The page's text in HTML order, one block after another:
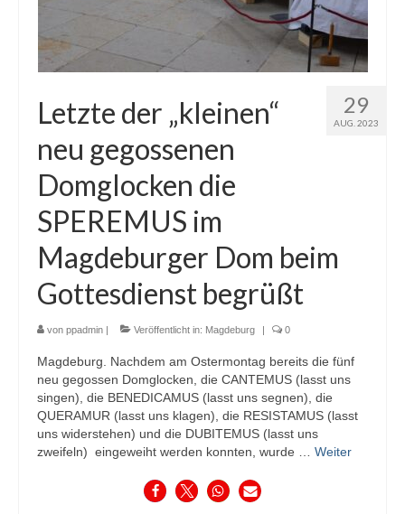
29
AUG. 2023
Letzte der „kleinen“
neu gegossenen
Domglocken die
SPEREMUS im
Magdeburger Dom beim
Gottesdienst begrüßt
von ppadmin Veröffentlicht in: Magdeburg 0
Magdeburg. Nachdem am Ostermontag bereits die fünf
neu gegossen Domglocken, die CANTEMUS (lasst uns
singen), die BENEDICAMUS (lasst uns segnen), die
QUERAMUR (lasst uns klagen), die RESISTAMUS (lasst
uns widerstehen) und die DUBITEMUS (lasst uns
zweifeln) eingeweiht werden konnten, wurde … Weiter